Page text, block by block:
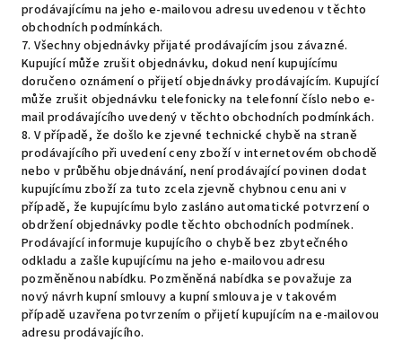
prodávajícímu na jeho e-mailovou adresu uvedenou v těchto
obchodních podmínkách.
7. Všechny objednávky přijaté prodávajícím jsou závazné.
Kupující může zrušit objednávku, dokud není kupujícímu
doručeno oznámení o přijetí objednávky prodávajícím. Kupující
může zrušit objednávku telefonicky na telefonní číslo nebo e-
mail prodávajícího uvedený v těchto obchodních podmínkách.
8. V případě, že došlo ke zjevné technické chybě na straně
prodávajícího při uvedení ceny zboží v internetovém obchodě
nebo v průběhu objednávání, není prodávající povinen dodat
kupujícímu zboží za tuto zcela zjevně chybnou cenu ani v
případě, že kupujícímu bylo zasláno automatické potvrzení o
obdržení objednávky podle těchto obchodních podmínek.
Prodávající informuje kupujícího o chybě bez zbytečného
odkladu a zašle kupujícímu na jeho e-mailovou adresu
pozměněnou nabídku. Pozměněná nabídka se považuje za
nový návrh kupní smlouvy a kupní smlouva je v takovém
případě uzavřena potvrzením o přijetí kupujícím na e-mailovou
adresu prodávajícího.